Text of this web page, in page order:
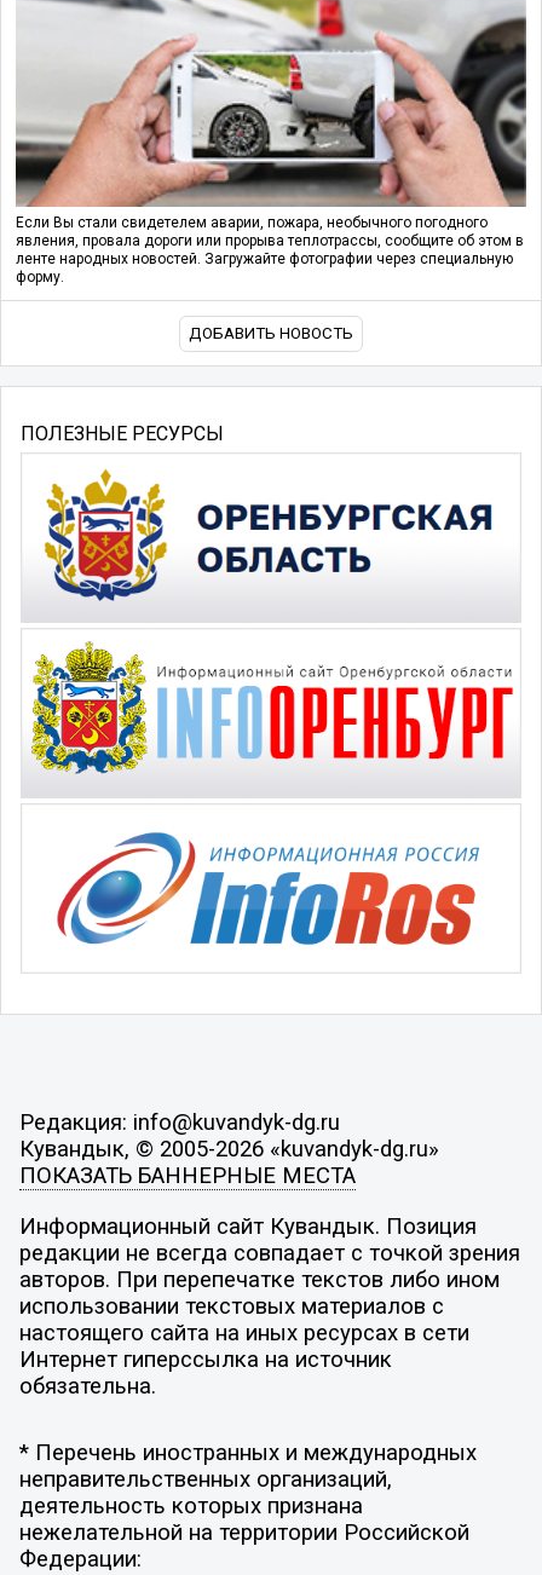
Если Вы стали свидетелем аварии, пожара, необычного погодного
явления, провала дороги или прорыва теплотрассы, сообщите об этом в
ленте народных новостей. Загружайте фотографии через специальную
форму.
ДОБАВИТЬ НОВОСТЬ
ПОЛЕЗНЫЕ РЕСУРСЫ
Редакция: info@kuvandyk-dg.ru
Кувандык, © 2005-2026 «kuvandyk-dg.ru»
ПОКАЗАТЬ БАННЕРНЫЕ МЕСТА
Информационный сайт Кувандык. Позиция
редакции не всегда совпадает с точкой зрения
авторов. При перепечатке текстов либо ином
использовании текстовых материалов с
настоящего сайта на иных ресурсах в сети
Интернет гиперссылка на источник
обязательна.
* Перечень иностранных и международных
неправительственных организаций,
деятельность которых признана
нежелательной на территории Российской
Федерации: